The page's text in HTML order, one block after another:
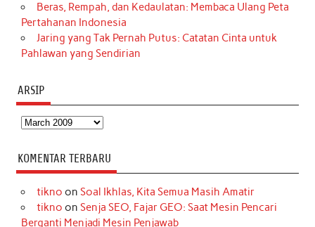
Beras, Rempah, dan Kedaulatan: Membaca Ulang Peta
Pertahanan Indonesia
Jaring yang Tak Pernah Putus: Catatan Cinta untuk
Pahlawan yang Sendirian
ARSIP
Arsip
KOMENTAR TERBARU
tikno on Soal Ikhlas, Kita Semua Masih Amatir
tikno on Senja SEO, Fajar GEO: Saat Mesin Pencari
Berganti Menjadi Mesin Penjawab